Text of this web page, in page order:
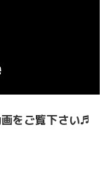
をご覧下さい♬